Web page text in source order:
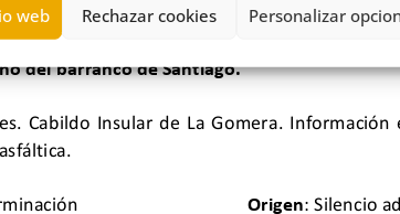
web Rechazar cookies Personalizar